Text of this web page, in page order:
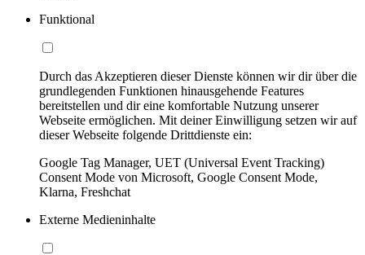
Funktional
Durch das Akzeptieren dieser Dienste können wir dir über die
grundlegenden Funktionen hinausgehende Features
bereitstellen und dir eine komfortable Nutzung unserer
Webseite ermöglichen. Mit deiner Einwilligung setzen wir auf
dieser Webseite folgende Drittdienste ein:
Google Tag Manager, UET (Universal Event Tracking)
Consent Mode von Microsoft, Google Consent Mode,
Klarna, Freshchat
Externe Medieninhalte